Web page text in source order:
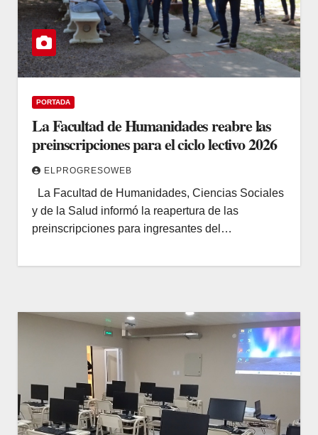
PORTADA
La Facultad de Humanidades reabre las
preinscripciones para el ciclo lectivo 2026
ELPROGRESOWEB
La Facultad de Humanidades, Ciencias Sociales
y de la Salud informó la reapertura de las
preinscripciones para ingresantes del…